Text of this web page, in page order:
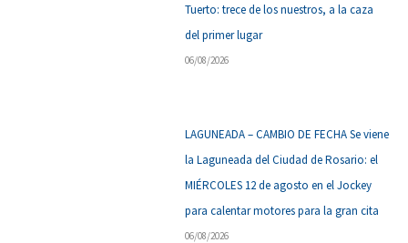
Tuerto: trece de los nuestros, a la caza
del primer lugar
06/08/2026
LAGUNEADA – CAMBIO DE FECHA Se viene
la Laguneada del Ciudad de Rosario: el
MIÉRCOLES 12 de agosto en el Jockey
para calentar motores para la gran cita
06/08/2026